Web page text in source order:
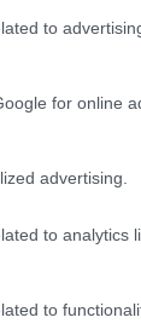
to
for online
advertising.
to analytics
to